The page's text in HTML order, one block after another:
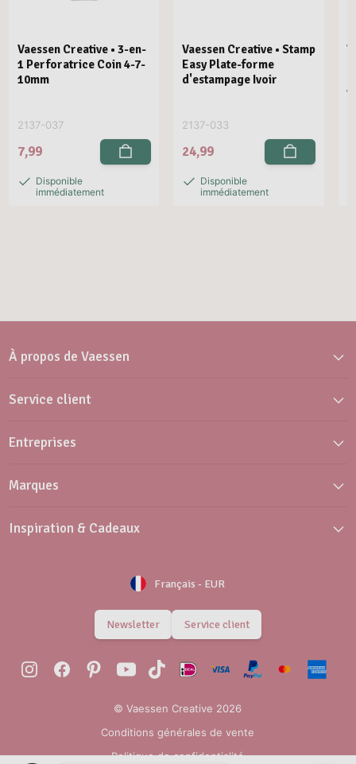
Vaessen Creative • 3-en-
1 Perforatrice Coin 4-7-
10mm
2137-037
7,99
Disponible
immédiatement
Vaessen Creative • Stamp
Easy Plate-forme
d'estampage Ivoir
2137-033
24,99
Disponible
immédiatement
À propos de Vaessen
Service client
Entreprises
Marques
Inspiration & Cadeaux
Français - EUR
Newsletter Service client
© Vaessen Creative 2026
Conditions générales de vente
Politique de confidentialité